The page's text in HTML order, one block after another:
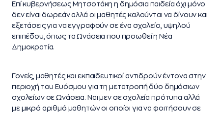
Επί κυβερνήσεως Μητσοτάκη η δημόσια παιδεία όχι μόνο
δεν είναι δωρεάν αλλά οι μαθητές καλούνται να δίνουν και
εξετάσεις για να εγγραφούν σε ένα σχολείο, υψηλού
επιπέδου, όπως τα Ωνάσεια που προωθεί η Νέα
Δημοκρατία.
Γονείς, μαθητές και εκπαιδευτικοί αντιδρούν έντονα στην
περιοχή του Ευόσμου για τη μετατροπή δύο δημόσιων
σχολείων σε Ωνάσεια. Ναι μεν σε σχολεία πρότυπα αλλά
με μικρό αριθμό μαθητών οι οποίοι για να φοιτήσουν σε